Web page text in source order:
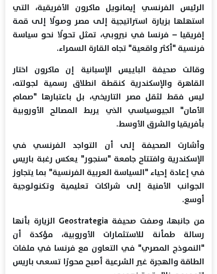
الرئيس الفرنسي إيمانويل ماكرون الأفريقية، التي
استهلها بزيارة استراتيجية إلى مصر وصولًا إلى قمة
إفريقيا – فرنسا في نيروبي، تمثل تحولًا نحو سياسة
فرنسية "أكثر واقعية" تجاه القارة السمراء.
وقالت صحيفة الباييس الإسبانية إن ماكرون اختار
القاهرة والإسكندرية كنقطة انطلاق رسمية لجولته،
ليس فقط لثقل مصر التاريخي، بل باعتبارها "صمام
الأمان" الجيوسياسي الذي يربط المصالح الأوروبية
بأفريقيا والشرق الأوسط.
وأشارت الصحيفة إلى أن التواجد الفرنسي في
الإسكندرية وافتتاح جامعة "سنجور" يعكس رغبة باريس
في إعادة إحياء "السياسة العربية الفرنسية" بما يتجاوز
الجوانب الأمنية إلى شراكات تعليمية وتكنولوجية
أوسع.
من جانبها، وصفت صحيفة Geostrategia الزيارة بأنها
رسالة طمأنة للاستثمارات الأوروبية، مؤكدة أن
"النموذج المصري" في التعاون مع فرنسا في ملفات
الطاقة والهجرة غير الشرعية أصبح محورًا تسعى باريس